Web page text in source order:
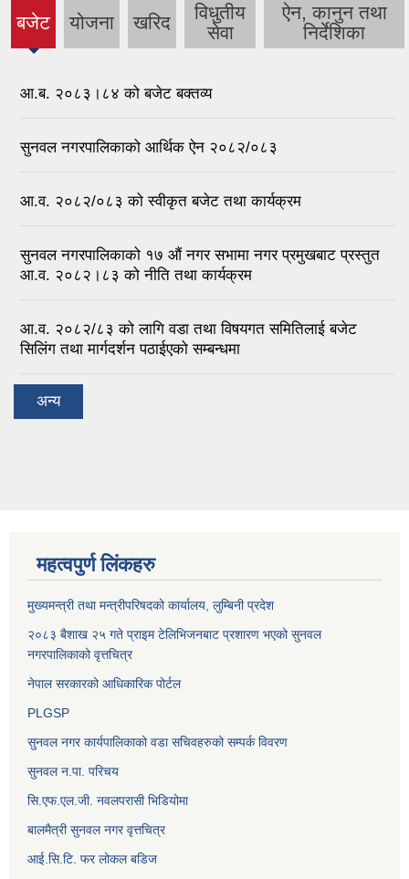
बजेट
(active
tab)
योजना खरिद
विधुतीय
सेवा
ऐन, कानुन तथा
निर्देशिका
आ.ब. २०८३।८४ को बजेट बक्तव्य
सुनवल नगरपालिकाको आर्थिक ऐन २०८२/०८३
आ.व. २०८२/०८३ को स्वीकृत बजेट तथा कार्यक्रम
सुनवल नगरपालिकाको १७ औं नगर सभामा नगर प्रमुखबाट प्रस्तुत
आ.व. २०८२।८३ को नीति तथा कार्यक्रम
आ.व. २०८२/८३ को लागि वडा तथा विषयगत समितिलाई बजेट
सिलिंग तथा मार्गदर्शन पठाईएको सम्बन्धमा
अन्य
महत्वपुर्ण लिंकहरु
मुख्यमन्त्री तथा मन्त्रीपरिषदको कार्यालय, लुम्बिनी प्रदेश
२०८३ बैशाख २५ गते प्राइम टेलिभिजनबाट प्रशारण भएको सुनवल
नगरपालिकाको वृत्तचित्र
नेपाल सरकारको आधिकारिक पोर्टल
PLGSP
सुनवल नगर कार्यपालिकाको वडा सचिवहरुको सम्पर्क विवरण
सुनवल न.पा. परिचय
सि.एफ.एल.जी. नवलपरासी भिडियोमा
बालमैत्री सुनवल नगर वृत्तचित्र
आई.सि.टि. फर लोकल बडिज